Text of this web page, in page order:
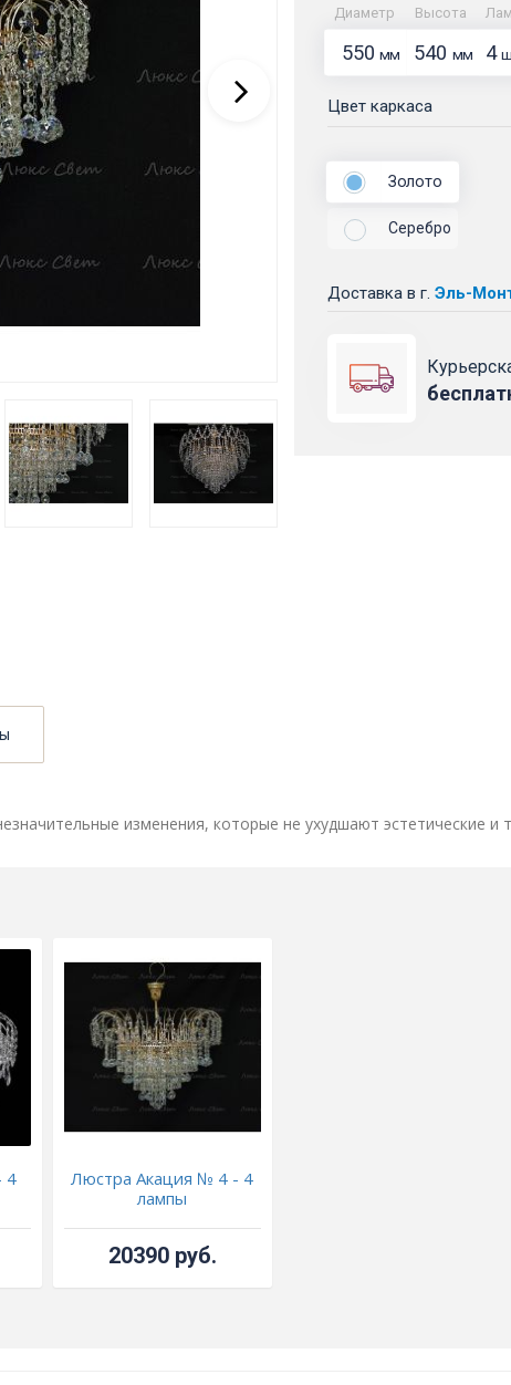
Диаметр Высота
550мм 540 мм 4
Цвет каркаса
Золото
Серебро
Доставка в г. Эль-
изменения, которые не ухудшают эстетические и
4
Люстра Акация № 4 - 4
лампы
20390 руб.